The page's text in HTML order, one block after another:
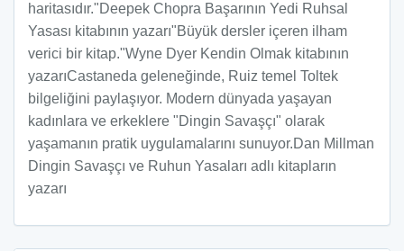
haritasıdır."Deepek Chopra Başarının Yedi Ruhsal
Yasası kitabının yazarı"Büyük dersler içeren ilham
verici bir kitap."Wyne Dyer Kendin Olmak kitabının
yazarıCastaneda geleneğinde, Ruiz temel Toltek
bilgeliğini paylaşıyor. Modern dünyada yaşayan
kadınlara ve erkeklere "Dingin Savaşçı" olarak
yaşamanın pratik uygulamalarını sunuyor.Dan Millman
Dingin Savaşçı ve Ruhun Yasaları adlı kitapların
yazarı